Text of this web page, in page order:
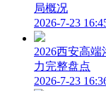
局概况
2026-7-23
2026西安高
力完整盘点
2026-7-23